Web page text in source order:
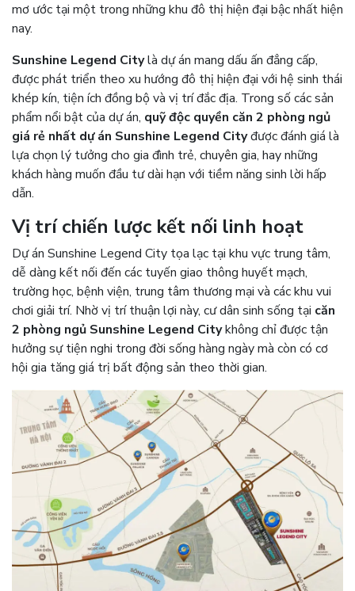
mơ ước tại một trong những khu đô thị hiện đại bậc nhất hiện
nay.
Sunshine Legend Citylà dự án mang dấu ấn đẳng cấp,
được phát triển theo xu hướng đô thị hiện đại với hệ sinh thái
khép kín, tiện ích đồng bộ và vị trí đắc địa. Trong số các sản
phẩm nổi bật của dự án, quỹ độc quyền căn 2 phòng ngủ
giá rẻ nhất dự án Sunshine Legend Cityđược đánh giá là
lựa chọn lý tưởng cho gia đình trẻ, chuyên gia, hay những
khách hàng muốn đầu tư dài hạn với tiềm năng sinh lời hấp
dẫn.
Vị trí chiến lược kết nối linh hoạt
Dự án Sunshine Legend City tọa lạc tại khu vực trung tâm,
dễ dàng kết nối đến các tuyến giao thông huyết mạch,
trường học, bệnh viện, trung tâm thương mại và các khu vui
chơi giải trí. Nhờ vị trí thuận lợi này, cư dân sinh sống tại căn
2 phòng ngủ Sunshine Legend Citykhông chỉ được tận
hưởng sự tiện nghi trong đời sống hàng ngày mà còn có cơ
hội gia tăng giá trị bất động sản theo thời gian.